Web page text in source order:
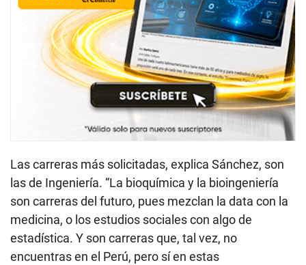
Las carreras más solicitadas, explica Sánchez, son
las de Ingeniería. “La bioquímica y la bioingeniería
son carreras del futuro, pues mezclan la data con la
medicina, o los estudios sociales con algo de
estadística. Y son carreras que, tal vez, no
encuentras en el Perú, pero sí en estas